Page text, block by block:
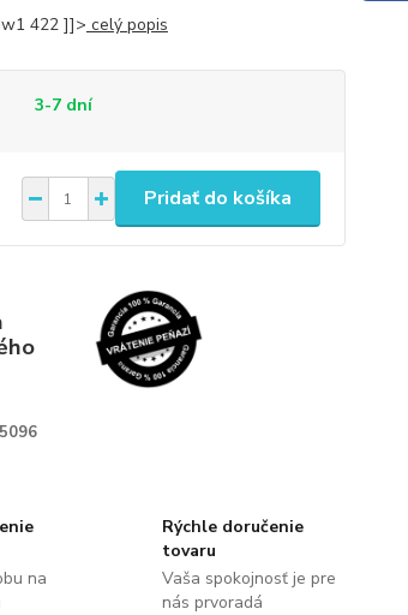
422 ]]> celý popis
3-7 dní
Pridať do košíka
na
Rýchle doručenie
tovaru
Vaša spokojnosť je pre
nás prvoradá